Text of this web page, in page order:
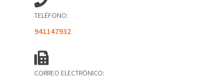
TELÉFONO:
941147932
CORREO ELECTRÓNICO: